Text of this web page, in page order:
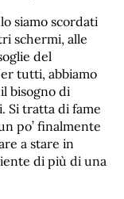
siamo scordati
schermi, alle
del
tutti, abbiamo
bisogno di
Si tratta di fame
po’ finalmente
a stare in
di più di una